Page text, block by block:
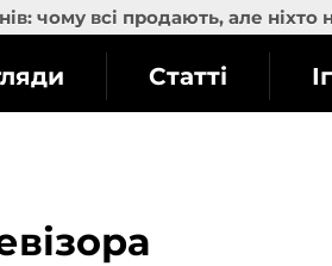
чому всі продають, але ніхто
Статті